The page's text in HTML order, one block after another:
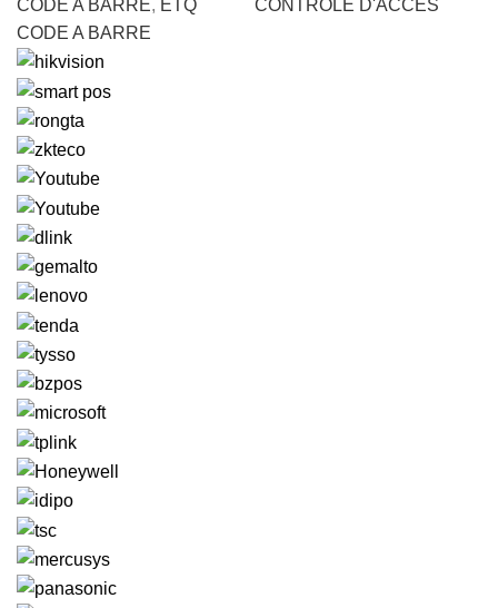
CODE A BARRE, ETQ
CODE A BARRE
CONTROLE D'ACCES